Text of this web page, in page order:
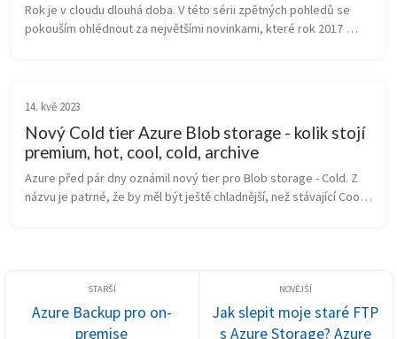
Rok je v cloudu dlouhá doba. V této sérii zpětných pohledů se
pokouším ohlédnout za největšími novinkami, které rok 2017
14. kvě 2023
Nový Cold tier Azure Blob storage - kolik stojí
premium, hot, cool, cold, archive
Azure před pár dny oznámil nový tier pro Blob storage - Cold. Z
názvu je patrné, že by měl být ještě chladnější, než stávající Cool,
Azure Backup pro on-
premise
Jak slepit moje staré FTP
s Azure Storage? Azure